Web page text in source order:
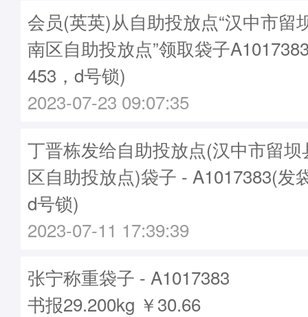
会员(英英)从自助投放点“汉中市留
南区自助投放点”领取袋子
453，d号锁)
2023-07-23 09:07:35
丁晋栋发给自助投放点(汉中市留
区自助投放点)袋子 - A1017383(发
d号锁)
2023-07-11 17:39:39
张宁称重袋子 - A1017383
书报29.200kg ￥30.66